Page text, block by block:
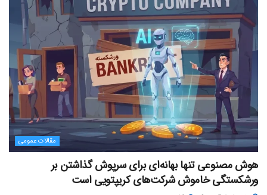
مقالات عمومی
هوش مصنوعی تنها بهانه‌ای برای سرپوش گذاشتن بر
ورشکستگی خاموش شرکت‌های کریپتویی است